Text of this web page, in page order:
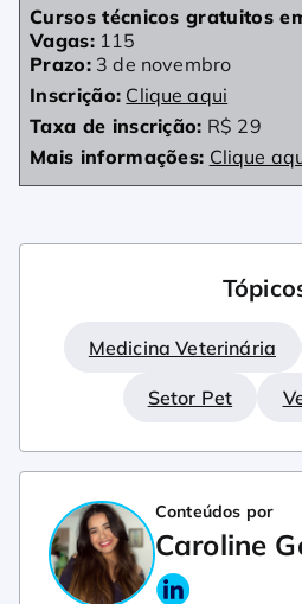
Cursos técnicos gratuitos
Vagas:115
Prazo:3 de novembro
Inscrição: Clique aqui
Taxa de inscrição: R$ 29
Mais informações: Clique
Medicina Veterinária
Setor Pet
Conteúdos por
Caroline